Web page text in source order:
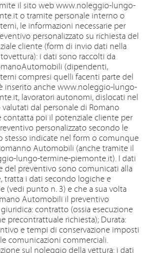
il sito web www.noleggio-lungo-
o tramite personale interno o
le informazioni necessarie per
personalizzato su richiesta del
cliente (form di invio dati nella
i dati sono raccolti da
(dipendenti,
compresi quelli facenti parte del
inserito anche www.noleggio-lungo-
lavoratori autonomi, dislocati nel
dal personale di Romano
poi il potenziale cliente per
personalizzato secondo le
stesso indicate nel form o comunque
Automobili (anche tramite il
lungo-termine-piemonte.it). I dati
del preventivo sono comunicati alla
tratta i dati secondo logiche e
(vedi punto n. 3) e che a sua volta
Automobili il preventivo
contratto (ossia esecuzione
precontrattuale richiesta); Durata:
e tempi di conservazione imposti
comunicazioni commerciali.
sul noleggio della vettura: i dati